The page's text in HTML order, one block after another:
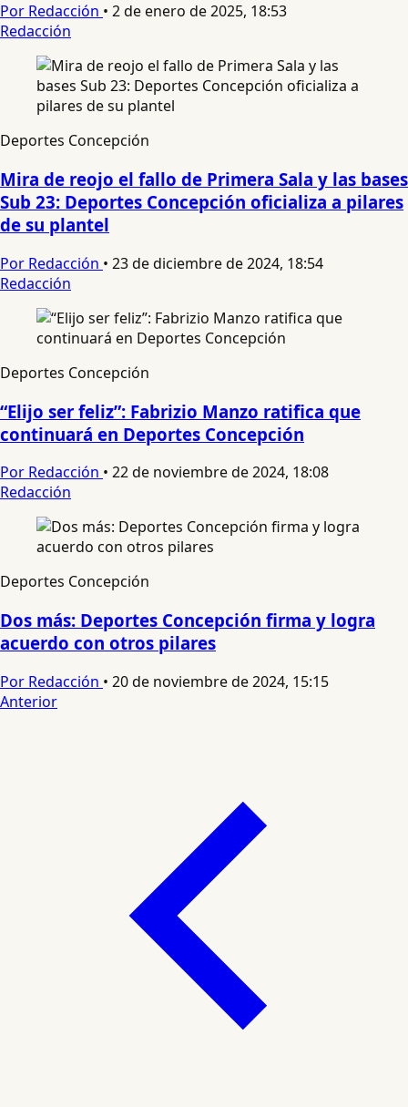
Por Redacción • 2 de enero de 2025, 18:53
Redacción
Deportes Concepción
Mira de reojo el fallo de Primera Sala y las bases
Sub 23: Deportes Concepción oficializa a pilares
de su plantel
Por Redacción • 23 de diciembre de 2024, 18:54
Redacción
Deportes Concepción
“Elijo ser feliz”: Fabrizio Manzo ratifica que
continuará en Deportes Concepción
Por Redacción • 22 de noviembre de 2024, 18:08
Redacción
Deportes Concepción
Dos más: Deportes Concepción firma y logra
acuerdo con otros pilares
Por Redacción • 20 de noviembre de 2024, 15:15
Anterior